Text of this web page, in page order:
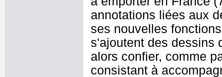
annotations liées aux
ses nouvelles
s'ajoutent des dessins
alors confier, comme
consistant à